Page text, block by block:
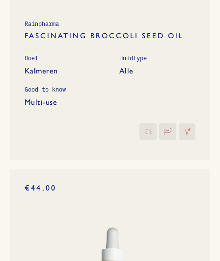
Rainpharma
FASCINATING BROCCOLI SEED OIL
Doel
Kalmeren
Huidtype
Alle
Good to know
Multi-use
€44,00